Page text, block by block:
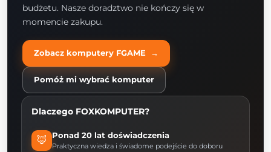
budżetu. Nasze doradztwo nie kończy się w
momencie zakupu.
Zobacz komputery FGAME →
Pomóż mi wybrać komputer
Dlaczego FOXKOMPUTER?
🦊 Ponad 20 lat doświadczenia
Praktyczna wiedza i świadome podejście do doboru